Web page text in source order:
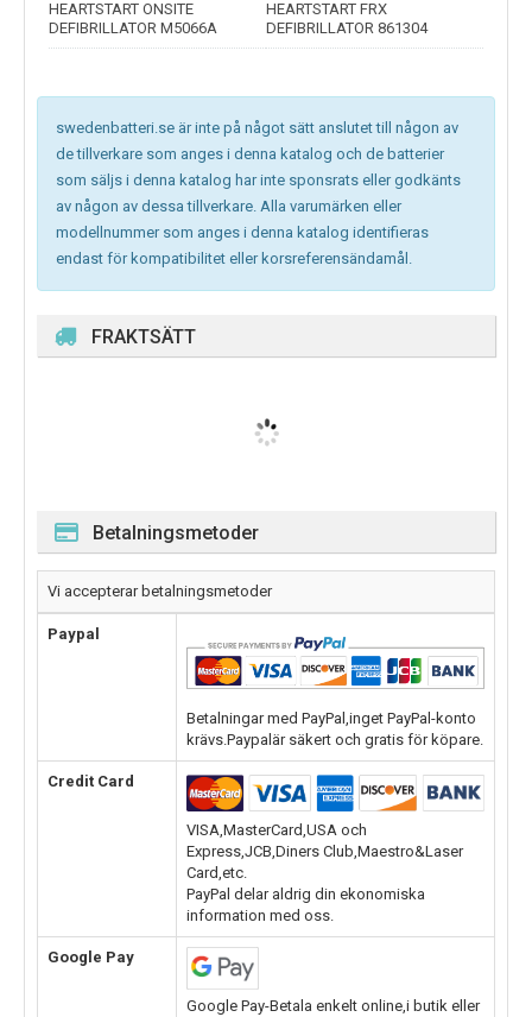
HEARTSTART ONSITE
DEFIBRILLATOR M5066A
HEARTSTART FRX
DEFIBRILLATOR 861304
swedenbatteri.se är inte på något sätt anslutet till någon av
de tillverkare som anges i denna katalog och de batterier
som säljs i denna katalog har inte sponsrats eller godkänts
av någon av dessa tillverkare. Alla varumärken eller
modellnummer som anges i denna katalog identifieras
endast för kompatibilitet eller korsreferensändamål.
FRAKTSÄTT
Betalningsmetoder
Vi accepterar betalningsmetoder
Paypal
Betalningar med PayPal,inget PayPal-konto
krävs.Paypalär säkert och gratis för köpare.
Credit Card
VISA,MasterCard,USA och
Express,JCB,Diners Club,Maestro&Laser
Card,etc.
PayPal delar aldrig din ekonomiska
information med oss.
Google Pay
Google Pay-Betala enkelt online,i butik eller